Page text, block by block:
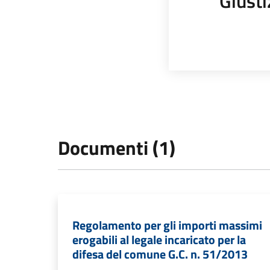
Documenti (1)
Regolamento per gli importi massimi
erogabili al legale incaricato per la
difesa del comune G.C. n. 51/2013